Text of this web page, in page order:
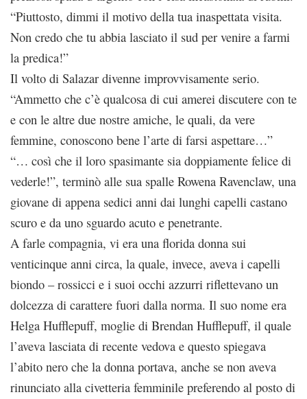
“Piuttosto, dimmi il motivo della tua inaspettata visita.
Non credo che tu abbia lasciato il sud per venire a farmi
la predica!”
Il volto di Salazar divenne improvvisamente serio.
“Ammetto che c’è qualcosa di cui amerei discutere con te
e con le altre due nostre amiche, le quali, da vere
femmine, conoscono bene l’arte di farsi aspettare…”
“… così che il loro spasimante sia doppiamente felice di
vederle!”, terminò alle sua spalle Rowena Ravenclaw, una
giovane di appena sedici anni dai lunghi capelli castano
scuro e da uno sguardo acuto e penetrante.
A farle compagnia, vi era una florida donna sui
venticinque anni circa, la quale, invece, aveva i capelli
biondo – rossicci e i suoi occhi azzurri riflettevano un
dolcezza di carattere fuori dalla norma. Il suo nome era
Helga Hufflepuff, moglie di Brendan Hufflepuff, il quale
l’aveva lasciata di recente vedova e questo spiegava
l’abito nero che la donna portava, anche se non aveva
rinunciato alla civetteria femminile preferendo al posto di